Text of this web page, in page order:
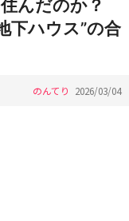
んだのか？
下ハウス”の合
のんてり 2026/03/04